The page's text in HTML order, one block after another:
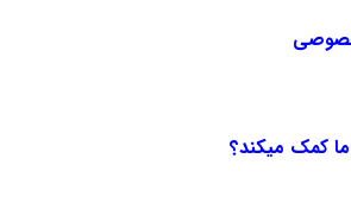
کمک میکند؟